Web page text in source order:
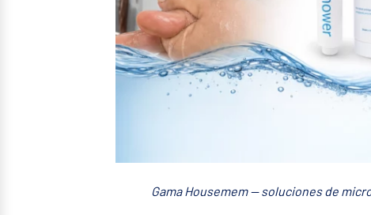
Gama Housemem — soluciones de